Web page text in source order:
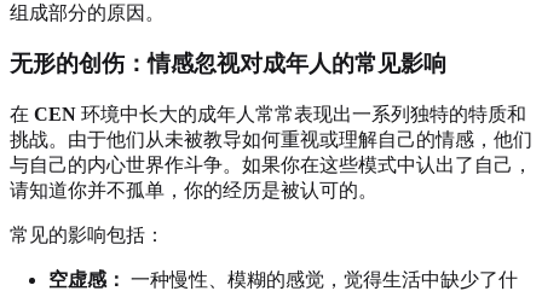
组成部分的原因。
无形的创伤：情感忽视对成年人的常见影响
在 CEN 环境中长大的成年人常常表现出一系列独特的特质和
挑战。由于他们从未被教导如何重视或理解自己的情感，他们
与自己的内心世界作斗争。如果你在这些模式中认出了自己，
请知道你并不孤单，你的经历是被认可的。
常见的影响包括：
空虚感： 一种慢性、模糊的感觉，觉得生活中缺少了什